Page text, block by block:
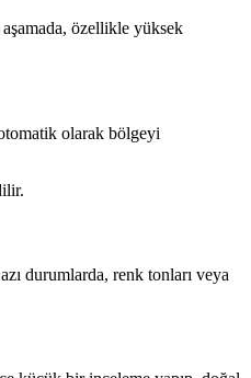
özellikle yüksek
olarak bölgeyi
durumlarda, renk tonları veya